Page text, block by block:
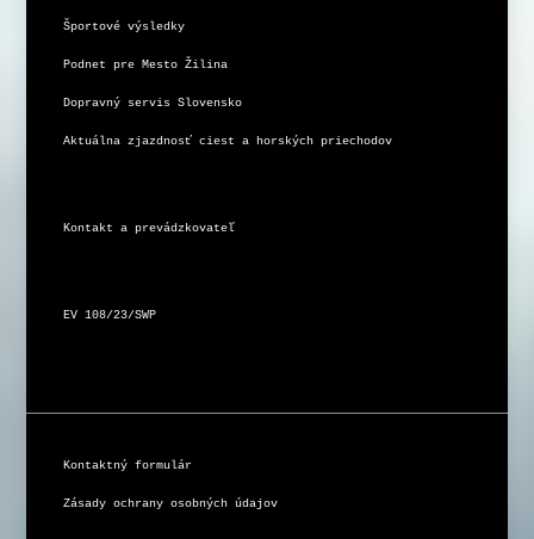
Športové výsledky
Podnet pre Mesto Žilina
Dopravný servis Slovensko
Aktuálna zjazdnosť ciest a horských priechodov
Kontakt a prevádzkovateľ
EV 108/23/SWP
Kontaktný formulár
Zásady ochrany osobných údajov